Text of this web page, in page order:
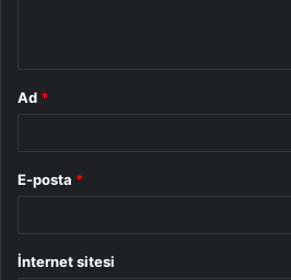
Ad *
E-posta *
İnternet sitesi